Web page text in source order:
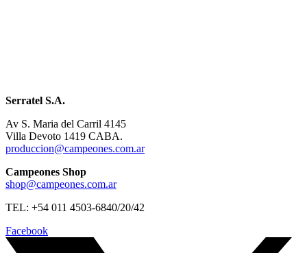
Serratel S.A.
Av S. Maria del Carril 4145
Villa Devoto 1419 CABA.
produccion@campeones.com.ar
Campeones Shop
shop@campeones.com.ar
TEL: +54 011 4503-6840/20/42
Facebook